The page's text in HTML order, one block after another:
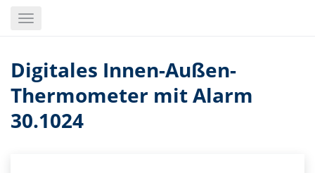
Toggle
Digitales Innen-Außen-
Thermometer mit Alarm
30.1024